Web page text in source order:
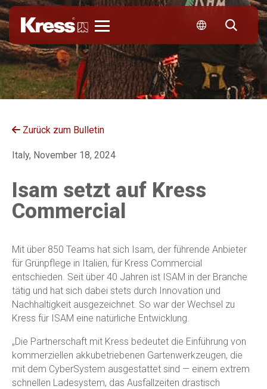
Zurück zum Bulletin
Italy, November 18, 2024
Isam setzt auf Kress
Commercial
Mit über 850 Teams hat sich Isam, der führende Anbieter
für Grünpflege in Italien, für Kress Commercial
entschieden. Seit über 40 Jahren ist ISAM in der Branche
tätig und hat sich dabei stets durch Innovation und
Nachhaltigkeit ausgezeichnet. So war der Wechsel zu
Kress für ISAM eine natürliche Entwicklung.
„Die Partnerschaft mit Kress bedeutet die Einführung von
kommerziellen akkubetriebenen Gartenwerkzeugen, die
mit dem CyberSystem ausgestattet sind — einem extrem
schnellen Ladesystem, das Ausfallzeiten drastisch